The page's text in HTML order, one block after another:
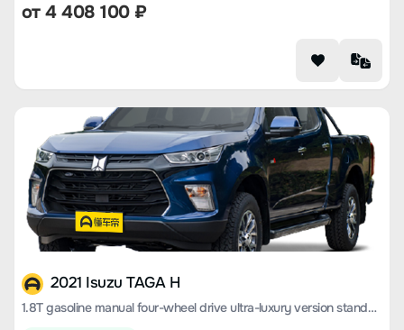
от 4 408 100 ₽
2021 Isuzu TAGA H
1.8T gasoline manual four-wheel drive ultra-luxury version standard wheelbase CE18